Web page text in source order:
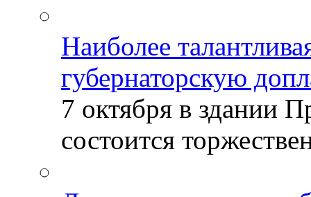
Наиболее
губернаторскую
7 октября в здании
состоится